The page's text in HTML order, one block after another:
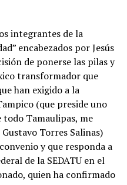
integrantes de la
encabezados por Jesús
de ponerse las pilas y
transformador que
han exigido a la
(que preside uno
todo Tamaulipas, me
Torres Salinas)
y que responda a
de la SEDATU en el
quien ha confirmado